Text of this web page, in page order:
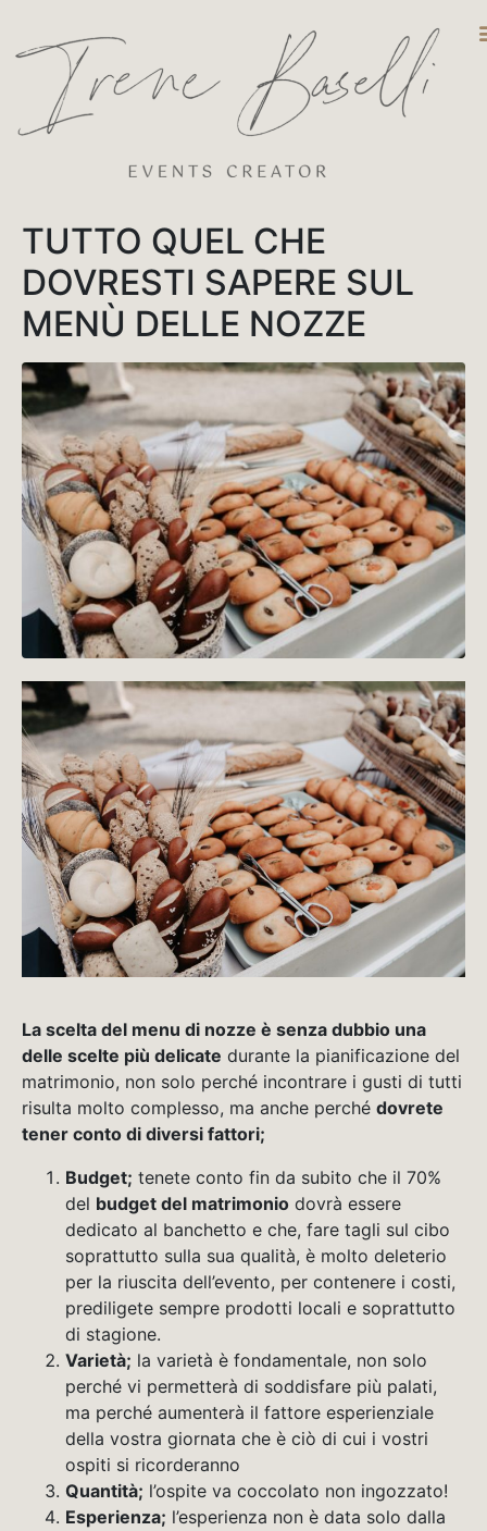
TUTTO QUEL CHE
DOVRESTI SAPERE SUL
MENÙ DELLE NOZZE
La scelta del menu di nozze è senza dubbio una
delle scelte più delicate durante la pianificazione del
matrimonio, non solo perché incontrare i gusti di tutti
risulta molto complesso, ma anche perché dovrete
tener conto di diversi fattori;
Budget; tenete conto fin da subito che il 70%
del budget del matrimonio dovrà essere
dedicato al banchetto e che, fare tagli sul cibo
soprattutto sulla sua qualità, è molto deleterio
per la riuscita dell’evento, per contenere i costi,
prediligete sempre prodotti locali e soprattutto
di stagione.
Varietà; la varietà è fondamentale, non solo
perché vi permetterà di soddisfare più palati,
ma perché aumenterà il fattore esperienziale
della vostra giornata che è ciò di cui i vostri
ospiti si ricorderanno
Quantità; l’ospite va coccolato non ingozzato!
Esperienza; l’esperienza non è data solo dalla